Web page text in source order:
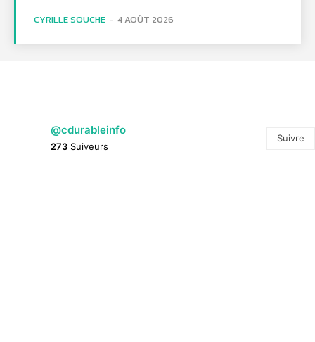
CYRILLE SOUCHE - 4 AOÛT 2026
@cdurableinfo
273 Suiveurs
Suivre